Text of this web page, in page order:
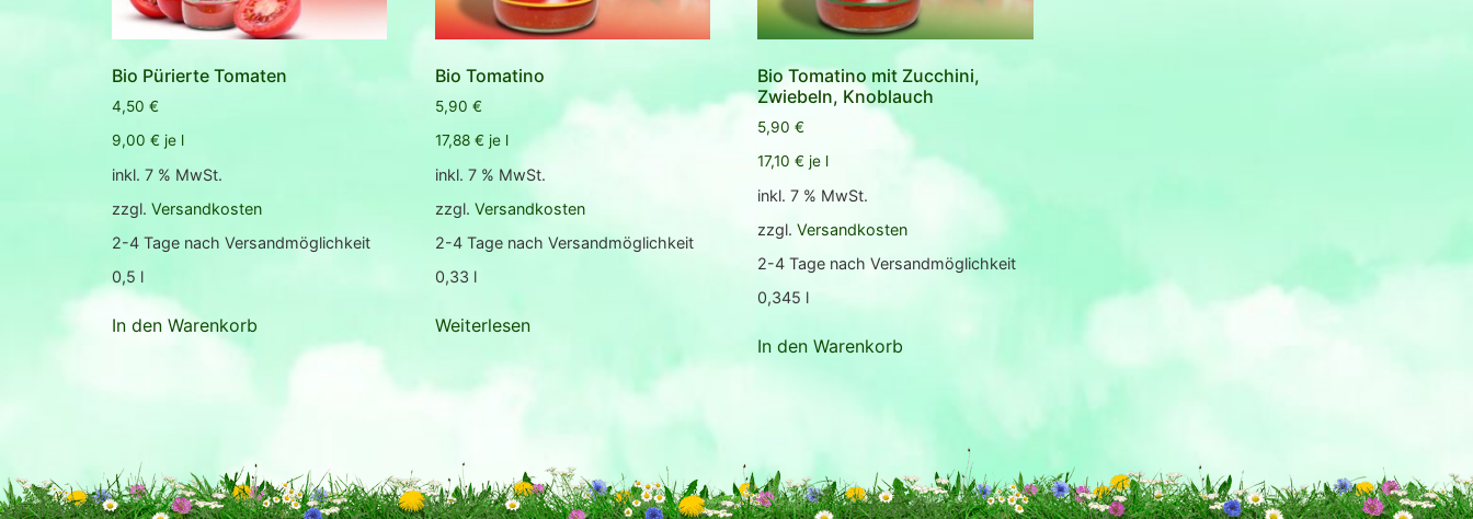
Bio Pürierte Tomaten
4,50 €
9,00 € je l
inkl. 7 % MwSt.
zzgl. Versandkosten
2-4 Tage nach Versandmöglichkeit
0,5 l
In den Warenkorb
Bio Tomatino
5,90 €
17,88 € je l
inkl. 7 % MwSt.
zzgl. Versandkosten
2-4 Tage nach Versandmöglichkeit
0,33 l
Weiterlesen
Bio Tomatino mit Zucchini,
Zwiebeln, Knoblauch
5,90€
17,10€ je l
inkl. 7 % MwSt.
zzgl.Versandkosten
2-4 Tage nach Versandmöglichkeit
0,345 l
In den Warenkorb